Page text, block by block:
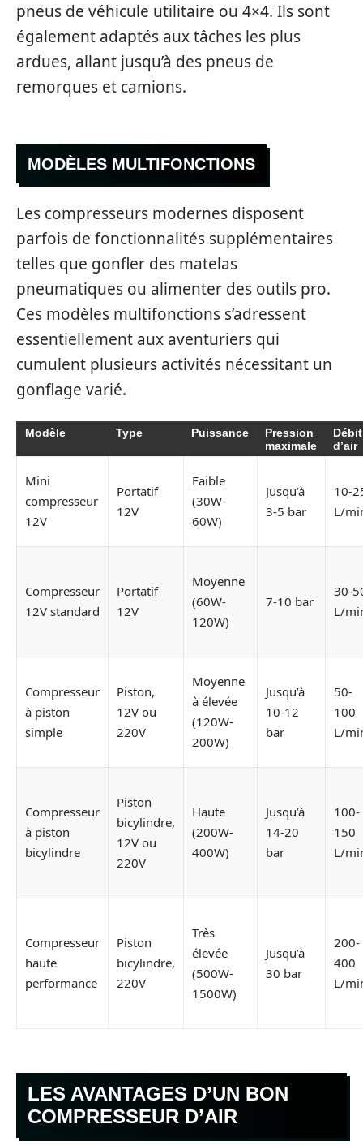
pneus de véhicule utilitaire ou 4×4. Ils sont
également adaptés aux tâches les plus
ardues, allant jusqu’à des pneus de
remorques et camions.
MODÈLES MULTIFONCTIONS
Les compresseurs modernes disposent
parfois de fonctionnalités supplémentaires
telles que gonfler des matelas
pneumatiques ou alimenter des outils pro.
Ces modèles multifonctions s’adressent
essentiellement aux aventuriers qui
cumulent plusieurs activités nécessitant un
gonflage varié.
Modèle Type Puissance
Pression
maximale
Débit
d’air
Mini
compresseur
12V
Portatif
12V
Faible
(30W-
60W)
Jusqu’à
3-5 bar
10-
L/
Compresseur
12V standard
Portatif
12V
Moyenne
(60W-
120W)
7-10 bar
30-
L/
Compresseur
à piston
simple
Piston,
12V ou
220V
Moyenne
à élevée
(120W-
200W)
Jusqu’à
10-12
bar
50-
100
L/
Compresseur
à piston
bicylindre
Piston
bicylindre,
12V ou
220V
Haute
(200W-
400W)
Jusqu’à
14-20
bar
100-
150
L/
Compresseur
haute
performance
Piston
bicylindre,
220V
Très
élevée
(500W-
1500W)
Jusqu’à
30 bar
200-
400
L/
LES AVANTAGES D’UN BON
COMPRESSEUR D’AIR